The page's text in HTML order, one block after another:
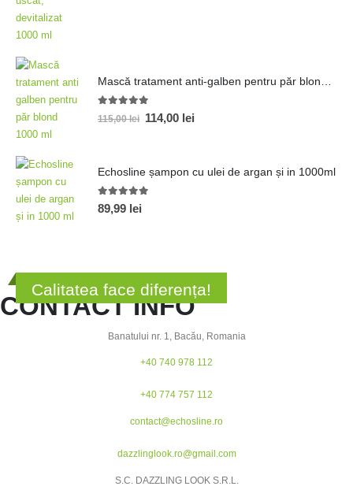
Mască tratament anti-galben pentru păr blond 1000 ml
out of 5
115,00lei 114,00 lei
Echosline șampon cu ulei de argan și in 1000ml
5.00out of 5
89,99 lei
Calitatea face diferența!
CONTACT INFO
Banatului nr. 1, Bacău, Romania
+40 740 978 112
+40 774 757 112
contact@echosline.ro
dazzlinglook.ro@gmail.com
S.C. DAZZLING LOOK S.R.L.